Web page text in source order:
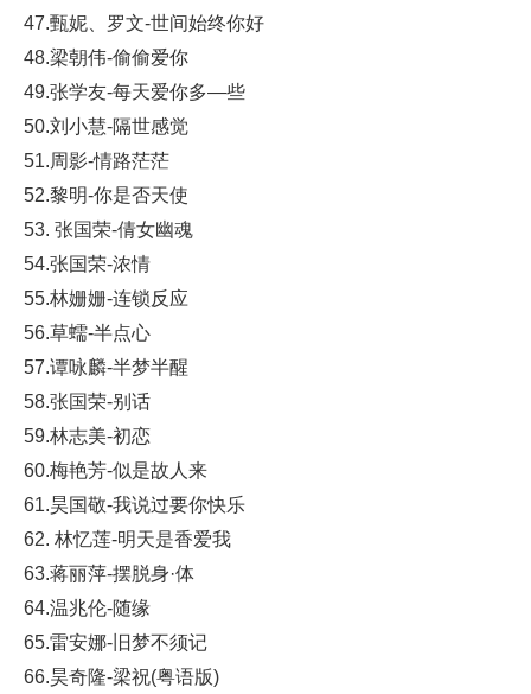
47.甄妮、罗文-世间始终你好
48.梁朝伟-偷偷爱你
49.张学友-每天爱你多—些
50.刘小慧-隔世感觉
51.周影-情路茫茫
52.黎明-你是否天使
53. 张国荣-倩女幽魂
54.张国荣-浓情
55.林姗姗-连锁反应
56.草蠕-半点心
57.谭咏麟-半梦半醒
58.张国荣-别话
59.林志美-初恋
60.梅艳芳-似是故人来
61.昊国敬-我说过要你快乐
62. 林忆莲-明天是香爱我
63.蒋丽萍-摆脱身·体
64.温兆伦-随缘
65.雷安娜-旧梦不须记
66.昊奇隆-梁祝(粤语版)